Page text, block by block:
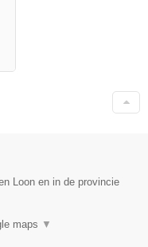
Loon en in de provincie
maps ▼